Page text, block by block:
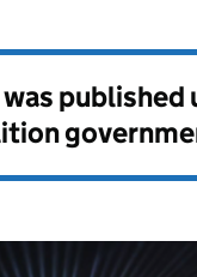
published